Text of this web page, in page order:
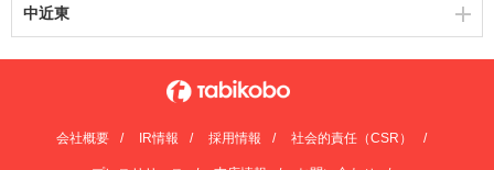
中近東
会社概要 IR情報 採用情報 社会的責任（CSR）